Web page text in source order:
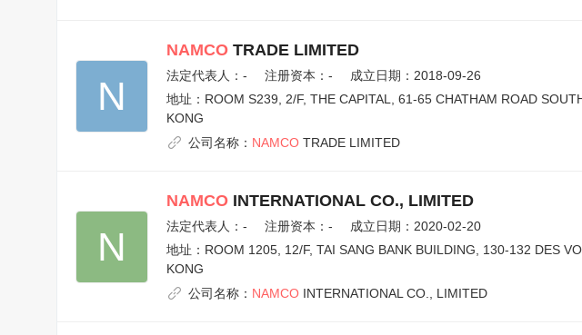
N
NAMCO TRADE LIMITED
法定代表人： - 注册资本：-
成立日期：2018-09-26
地址： ROOM S239, 2/F, THE CAPITAL, 61-65 CHATHAM ROAD
KONG
公司名称： NAMCO TRADE LIMITED
N
NAMCO INTERNATIONAL CO., LIMITED
法定代表人： - 注册资本：-
成立日期：2020-02-20
地址： ROOM 1205, 12/F, TAI SANG BANK BUILDING, 130-132 DES
KONG
公司名称： NAMCO INTERNATIONAL CO., LIMITED